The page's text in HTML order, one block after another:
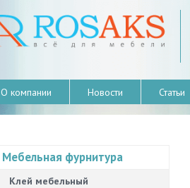
О компании Новости Статьи
Мебельная фурнитура
Клей мебельный